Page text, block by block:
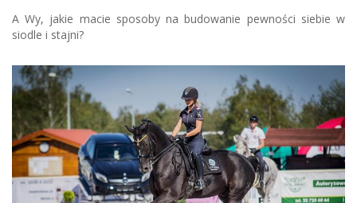
A Wy, jakie macie sposoby na budowanie pewności siebie w
siodle i stajni?